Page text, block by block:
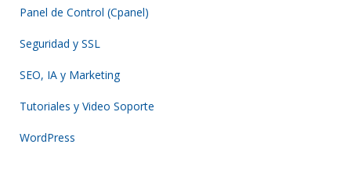
Panel de Control (Cpanel)
Seguridad y SSL
SEO, IA y Marketing
Tutoriales y Video Soporte
WordPress